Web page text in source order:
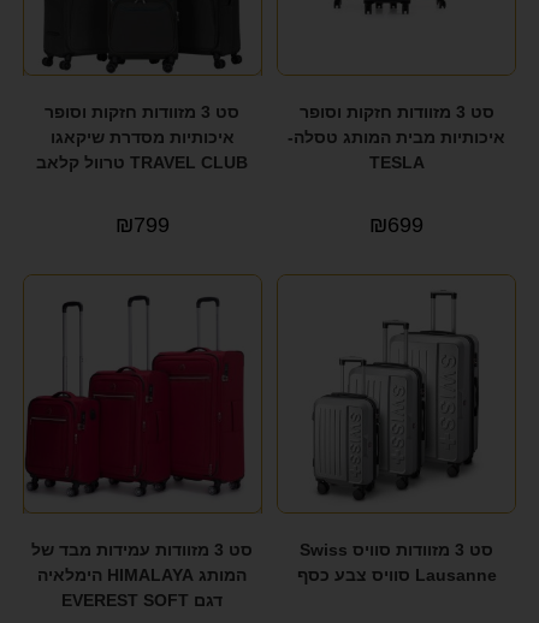
סט 3 מזוודות חזקות וסופר
איכותיות מבית המותג טסלה-
TESLA
₪699
סט 3 מזוודות חזקות וסופר
איכותיות מסדרת שיקאגו
TRAVEL CLUB טרוול קלאב
₪799
סט 3 מזוודות סוויס Swiss
Lausanne סוויס צבע כסף
סט 3 מזוודות עמידות מבד של
המותג HIMALAYA הימלאיה
דגם EVEREST SOFT